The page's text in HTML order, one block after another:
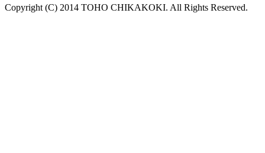
Copyright (C) 2014 TOHO CHIKAKOKI. All Rights Reserved.